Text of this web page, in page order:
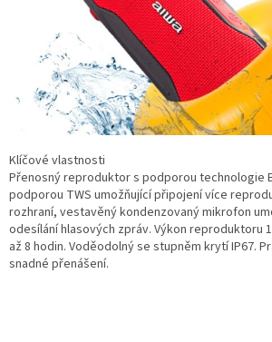
Klíčové vlastnosti
Přenosný reproduktor s podporou technologie
podporou TWS umožňující připojení více
rozhraní, vestavěný kondenzovaný mikrofon
odesílání hlasových zpráv. Výkon reproduktoru
až 8 hodin. Voděodolný se stupněm krytí IP67.
snadné přenášení.